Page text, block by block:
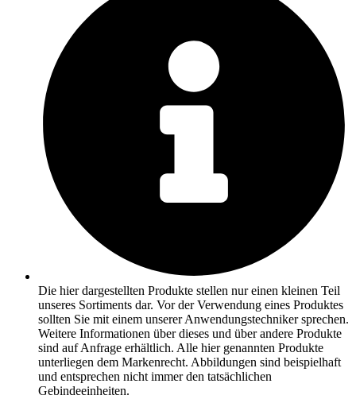
Die hier dargestellten Produkte stellen nur einen kleinen Teil
unseres Sortiments dar. Vor der Verwendung eines Produktes
sollten Sie mit einem unserer Anwendungstechniker sprechen.
Weitere Informationen über dieses und über andere Produkte
sind auf Anfrage erhältlich. Alle hier genannten Produkte
unterliegen dem Markenrecht. Abbildungen sind beispielhaft
und entsprechen nicht immer den tatsächlichen
Gebindeeinheiten.